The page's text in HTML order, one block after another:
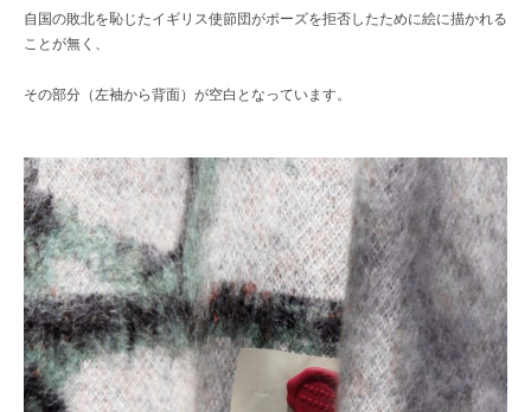
自国の敗北を恥じたイギリス使節団がポーズを拒否したために絵に描かれる
ことが無く、
その部分（左袖から背面）が空白となっています。